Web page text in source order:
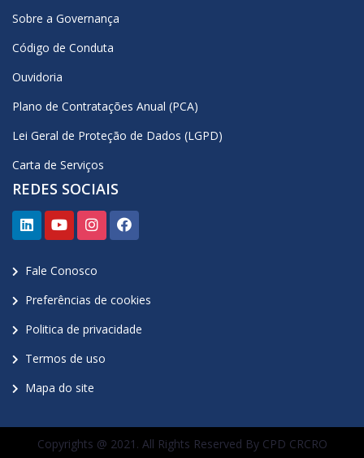
Sobre a Governança
Código de Conduta
Ouvidoria
Plano de Contratações Anual (PCA)
Lei Geral de Proteção de Dados (LGPD)
Carta de Serviços
REDES SOCIAIS
Fale Conosco
Preferências de cookies
Politica de privacidade
Termos de uso
Mapa do site
Copyrights @ 2021. All Rights Reserved By CPD CRCRO